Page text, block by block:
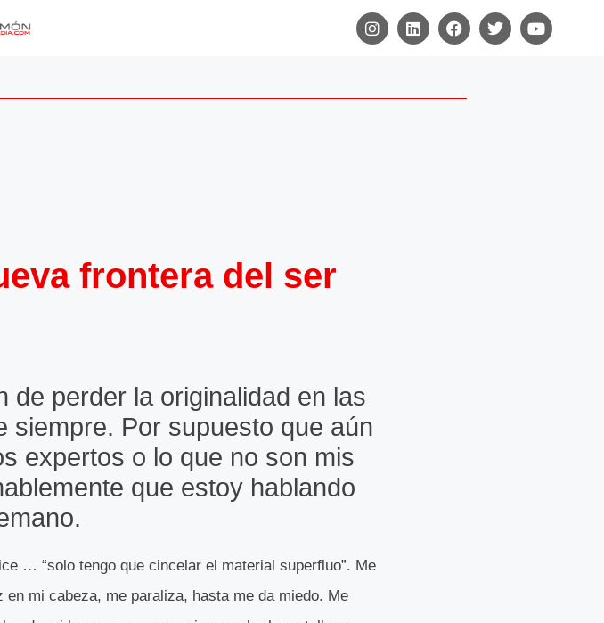
frontera del ser
de perder la originalidad en las
siempre. Por supuesto que aún
expertos o lo que no son mis
que estoy hablando
… “solo tengo que cincelar el material superfluo”. Me
mi cabeza, me paraliza, hasta me da miedo. Me